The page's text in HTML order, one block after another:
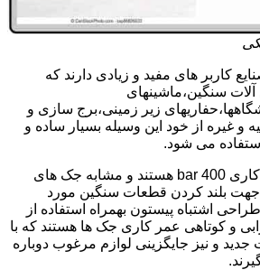
کاربر های مفید و زیادی دارند که
سنگین،ماشینهای
زیر زمینی،برج سازی و
و غیره از خود این وسیله بسیار ساده و
می شود.
جکهای زیر دارای فشار کاری 400 bar هستند و مشابه جک های
جهت بلند کردن قطعات سنگین مورد
اشتباه پیستون بهمراه استفاده از
و کوتاهی عمر کاری جک ها هستند که با
و نیز جایگزینی لوازم مرغوب دوباره